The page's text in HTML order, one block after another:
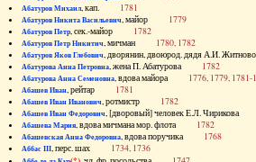
Абатуров Михаил, кап. 1781
Абатуров Никита Васильевич, майор 1779
Абатуров Петр, сек.-майор 1782
Абатуров Петр Никитич, мичман 1780, 1782
Абатуров Яков Глебович, дворянин, двоюрод. дядя А.И.
Абатурова Анна Петровна, жена П. Абатурова 1782
Абатурова Анна Семеновна, вдова майора 1776, 1779, 1781-
Абашев Иван, рейтар 1781
Абашев Иван Иванович, ротмистр 1782
Абашев Иван Федорович, [дворовый] человек Е.Л. Чирикова
Абашева Мария, вдова мичмана мор. флота 1782
Абашевская Анна Федоровна, вдова поручика 1768
Аббас III, перс. шах 1734, 1736